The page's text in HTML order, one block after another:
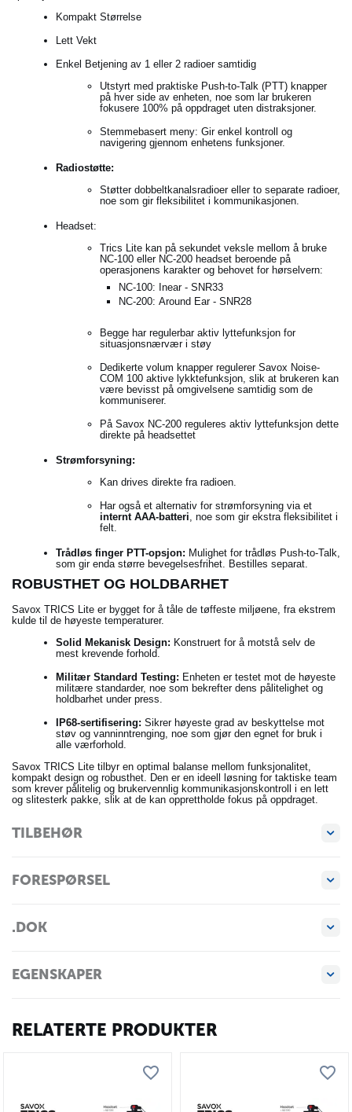
Kompakt Størrelse
Lett Vekt
Enkel Betjening av 1 eller 2 radioer samtidig
Utstyrt med praktiske Push-to-Talk (PTT) knapper
på hver side av enheten, noe som lar brukeren
fokusere 100% på oppdraget uten distraksjoner.
Stemmebasert meny: Gir enkel kontroll og
navigering gjennom enhetens funksjoner.
Radiostøtte:
Støtter dobbeltkanalsradioer eller to separate radioer,
noe som gir fleksibilitet i kommunikasjonen.
Headset:
Trics Lite kan på sekundet veksle mellom å bruke
NC-100 eller NC-200 headset beroende på
operasjonens karakter og behovet for hørselvern:
NC-100: Inear - SNR33
NC-200: Around Ear - SNR28
Begge har regulerbar aktiv lyttefunksjon for
situasjonsnærvær i støy
Dedikerte volum knapper regulerer Savox Noise-
COM 100 aktive lykktefunksjon, slik at brukeren kan
være bevisst på omgivelsene samtidig som de
kommuniserer.
På Savox NC-200 reguleres aktiv lyttefunksjon dette
direkte på headsettet
Strømforsyning:
Kan drives direkte fra radioen.
internt AAA-batteri , noe som gir ekstra fleksibilitet i
felt.
Trådløs finger PTT-opsjon: Mulighet for trådløs Push-to-Talk,
som gir enda større bevegelsesfrihet. Bestilles separat.
ROBUSTHET OG HOLDBARHET
Savox TRICS Lite er bygget for å tåle de tøffeste miljøene, fra ekstrem
kulde til de høyeste temperaturer.
Solid Mekanisk Design: Konstruert for å motstå selv de
mest krevende forhold.
Militær Standard Testing: Enheten er testet mot de høyeste
militære standarder, noe som bekrefter dens pålitelighet og
holdbarhet under press.
IP68-sertifisering: Sikrer høyeste grad av beskyttelse mot
støv og vanninntrenging, noe som gjør den egnet for bruk i
alle værforhold.
Savox TRICS Lite tilbyr en optimal balanse mellom funksjonalitet,
kompakt design og robusthet. Den er en ideell løsning for taktiske team
som krever pålitelig og brukervennlig kommunikasjonskontroll i en lett
og slitesterk pakke, slik at de kan opprettholde fokus på oppdraget.
TILBEHØR
FORESPØRSEL
.DOK
EGENSKAPER
RELATERTE PRODUKTER